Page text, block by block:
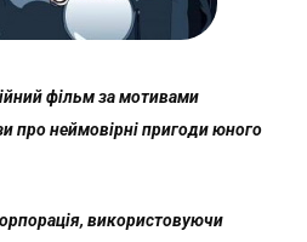
фільм за мотивами
про неймовірні пригоди юного
використовуючи